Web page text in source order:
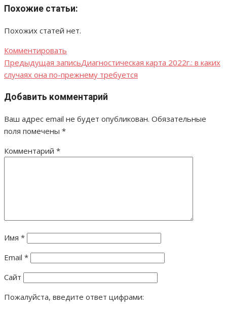
Похожие статьи:
Похожих статей нет.
Комментировать
Навигация
по
записям
Предыдущая записьДиагностическая карта 2022г.: в каких
случаях она по-прежнему требуется
Добавить комментарий
Ваш адрес email не будет опубликован. Обязательные
поля помечены *
Комментарий *
Имя *
Email *
Сайт
Пожалуйста, введите ответ цифрами: